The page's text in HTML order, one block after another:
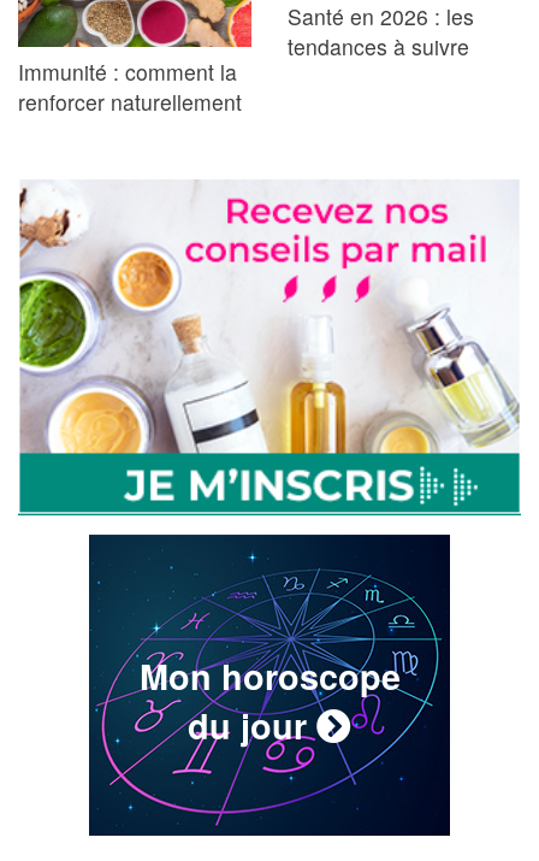
Immunité : comment la
renforcer naturellement
Santé en 2026 : les
tendances à suivre
Mon horoscope
du jour